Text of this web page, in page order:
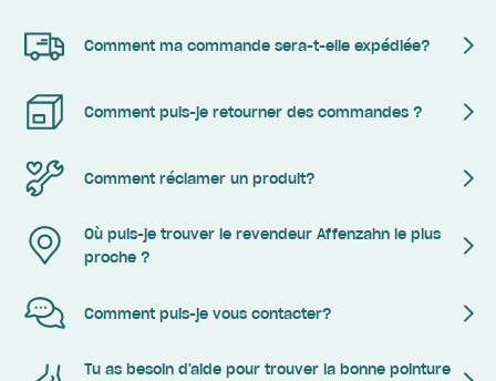
Comment ma commande sera-t-elle expédiée?
Comment puis-je retourner des commandes ?
Comment réclamer un produit?
Où puis-je trouver le revendeur Affenzahn le plus
proche ?
Comment puis-je vous contacter?
Tu as besoin d'aide pour trouver la bonne pointure